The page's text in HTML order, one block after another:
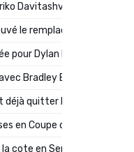
Davitashvili
le remplaçant de Robinio
pour Dylan Batubinsika
Bradley Barcola ?
déjà quitter Lyon en janvier
en Coupe de France
cote en Serie A